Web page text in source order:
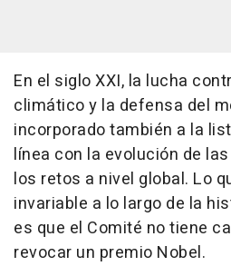
En el siglo XXI, la lucha
climático y la defensa del
incorporado también a la
línea con la evolución de
los retos a nivel global. Lo
invariable a lo largo de la
es que el Comité no tiene
revocar un premio Nobel.